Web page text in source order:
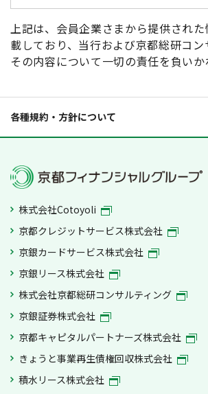
上記は、会員企業さまから提供され
載しており、当行および京都総研コン
その内容について一切の責任を負いか
各種規約・方針について
株式会社Cotoyoli
京都クレジットサービス株式会社
京銀カードサービス株式会社
京銀リース株式会社
株式会社京都総研コンサルティング
京銀証券株式会社
京都キャピタルパートナーズ株式会社
きょうと事業再生債権回収株式会社
積水リース株式会社